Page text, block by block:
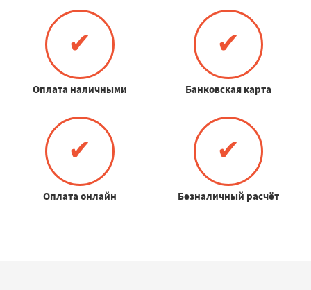
✔
Оплата наличными
✔
Банковская карта
✔
Оплата онлайн
✔
Безналичный расчёт